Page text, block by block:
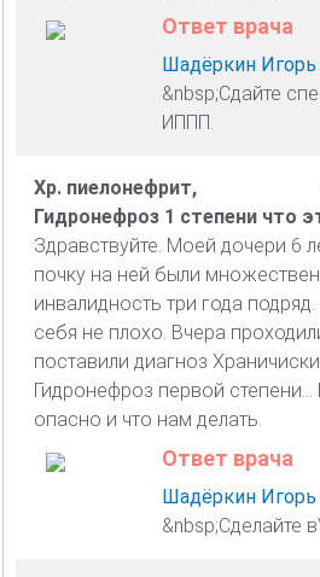
Ответ врача
Шадёркин Игорь
&nbsp;Сдайте
ИППП.
Хр. пиелонефрит,
Гидронефроз 1 степени что
Здравствуйте. Моей дочери 6
почку на ней были
инвалидность три года
себя не плохо. Вчера
поставили диагноз
Гидронефроз первой степени...
опасно и что нам делать.
Ответ врача
Шадёркин Игорь
&nbsp;Сделайте